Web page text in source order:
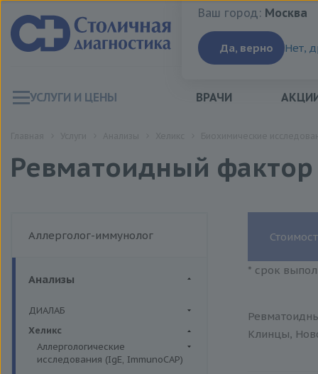
Ваш город:Москва
Ваш город: Москва
Да, верно Нет,
УСЛУГИ И ЦЕНЫ ВРАЧИ
Ревматоидный фактор
Аллерголог-иммунолог
Анализы
ДИАЛАБ
Биохимия крови
Хеликс
Аллергологические
исследования (IgE, ImmunoCAP)
* срок
Клинцы,